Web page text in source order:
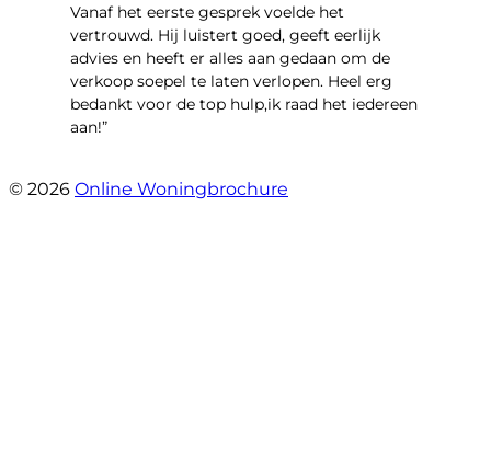
Vanaf het eerste gesprek voelde het
vertrouwd. Hij luistert goed, geeft eerlijk
advies en heeft er alles aan gedaan om de
verkoop soepel te laten verlopen. Heel erg
bedankt voor de top hulp,ik raad het iedereen
aan!”
© 2026 Online Woningbrochure